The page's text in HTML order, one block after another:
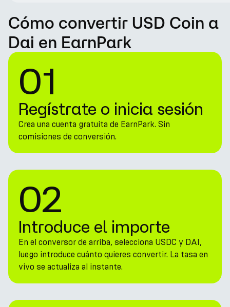
Cómo convertir USD Coin a
Dai en EarnPark
01
Regístrate o inicia sesión
Crea una cuenta gratuita de EarnPark. Sin
comisiones de conversión.
02
Introduce el importe
En el conversor de arriba, selecciona USDC y DAI,
luego introduce cuánto quieres convertir. La tasa en
vivo se actualiza al instante.